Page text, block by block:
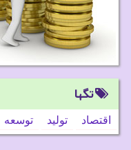
تگها
اقتصاد تولید توسعه